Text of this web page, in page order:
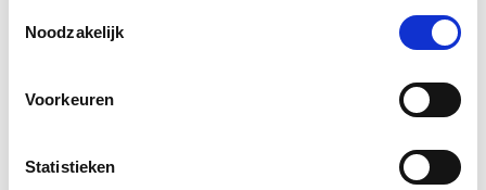
Noodzakelijk
Voorkeuren
Statistieken
De steun aan Woonbron onderstreept een bredere
realiteit: betaalbare woningbouw komt steeds vaker
pas van de grond als publieke partijen meebetalen aan
het tekort in de exploitatie. De maatschappelijke
financiële opbrengst voor corporaties blijft begrensd